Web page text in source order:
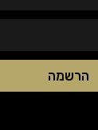
הרשמה